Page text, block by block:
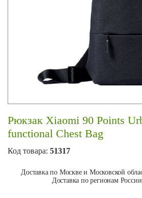
Рюкзак Xiaomi 90 Points
functional Chest Bag
Код товара: 51317
Доставка по Москве и Московской
Доставка по регионам